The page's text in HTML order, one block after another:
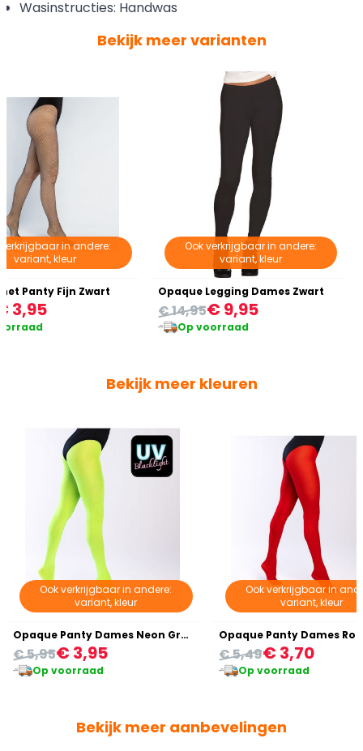
Wasinstructies: Handwas
Bekijk meer varianten
in andere:
variant, kleur
Panty Fijn Zwart
3,95
Ook verkrijgbaar in andere:
variant, kleur
Opaque Legging Dames Zwart
€ 9,95
€ 14,95
Op voorraad
Bekijk meer kleuren
Ook verkrijgbaar in andere:
variant, kleur
Opaque Panty Dames Neon Groen
€ 3,95
€ 5,95
Op voorraad
Ook verkrijgbaar in
variant, kleur
Opaque Panty Dames
€ 3,70
€ 5,49
Op voorraad
Bekijk meer aanbevelingen